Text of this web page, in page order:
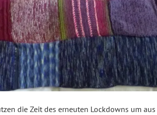
die Zeit des erneuten Lockdowns um aus